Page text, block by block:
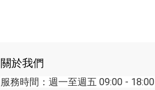
關於我們
服務時間：週一至週五 09:00 - 18:00